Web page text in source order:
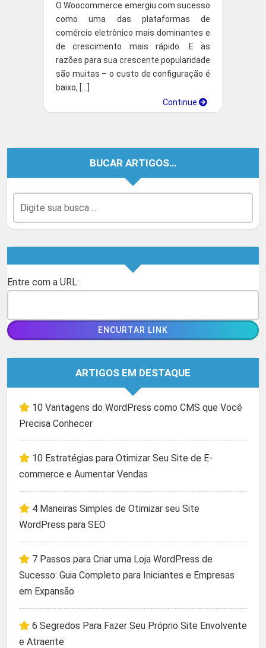
O Woocommerce emergiu com sucesso
como uma das plataformas de
comércio eletrônico mais dominantes e
de crescimento mais rápido. E as
razões para sua crescente popularidade
são muitas – o custo de configuração é
baixo, […]
Continue
BUCAR ARTIGOS…
Entre com a URL:
ARTIGOS EM DESTAQUE
10 Vantagens do WordPress como CMS que Você
Precisa Conhecer
10 Estratégias para Otimizar Seu Site de E-
commerce e Aumentar Vendas
4 Maneiras Simples de Otimizar seu Site
WordPress para SEO
7 Passos para Criar uma Loja WordPress de
Sucesso: Guia Completo para Iniciantes e Empresas
em Expansão
6 Segredos Para Fazer Seu Próprio Site Envolvente
e Atraente